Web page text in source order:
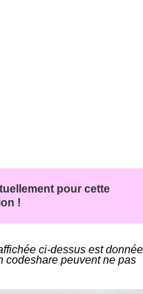
pour cette
!
ci-dessus est donnée
codeshare peuvent ne pas